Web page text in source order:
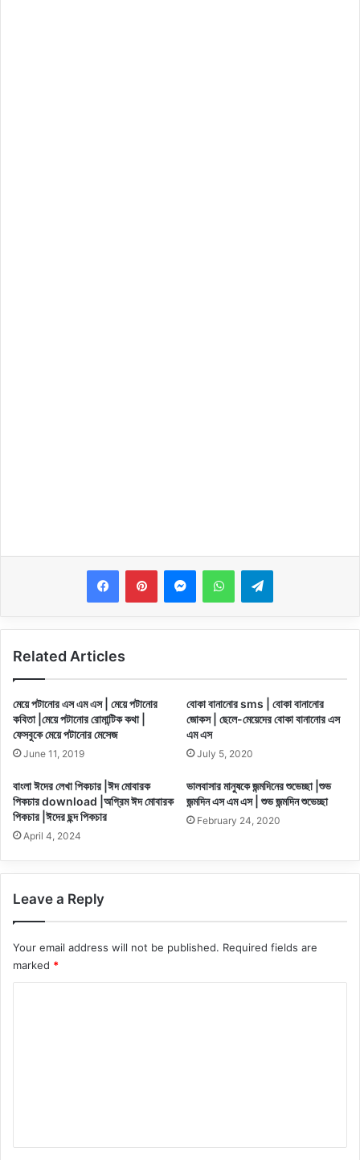
MessengerWhatsAppTelegram
Related Articles
মেয়ে পটানোর এস এম এস | মেয়ে পটানোর
কবিতা |মেয়ে পটানোর রোমান্টিক কথা |
ফেসবুকে মেয়ে পটানোর মেসেজ
June 11, 2019
বোকা বানানোর sms | বোকা বানানোর
জোকস | ছেলে-মেয়েদের বোকা বানানোর এস
এম এস
July 5, 2020
বাংলা ঈদের লেখা পিকচার |ঈদ মোবারক
পিকচার download |অগ্রিম ঈদ মোবারক
পিকচার |ঈদের ছন্দ পিকচার
April 4, 2024
ভালবাসার মানুষকে জন্মদিনের শুভেচ্ছা |শুভ
জন্মদিন এস এম এস | শুভ জন্মদিন শুভেচ্ছা
February 24, 2020
Leave a Reply
Your email address will not be published. Required fields are
marked *